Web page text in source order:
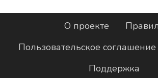
О проекте
Пользовательское соглашение
Поддержка